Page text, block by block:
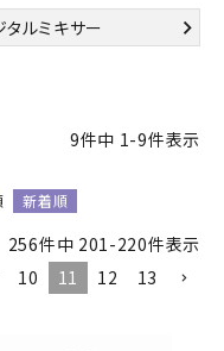
タルミキサー
9件中 1-9件表示
新着順
256件中 201-220件表示
10 11 12 13